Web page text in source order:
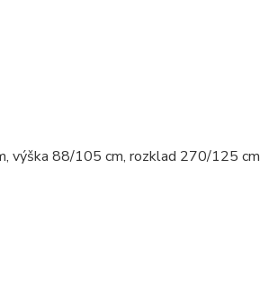
výška 88/105 cm, rozklad 270/125 cm